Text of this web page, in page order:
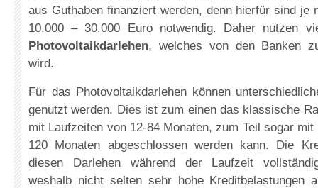
aus Guthaben finanziert werden, denn hierfür sind je
10.000 – 30.000 Euro notwendig. Daher nutzen
Photovoltaikdarlehen, welches von den Banken
wird.
Für das Photovoltaikdarlehen können
genutzt werden. Dies ist zum einen das klassische
mit Laufzeiten von 12-84 Monaten, zum Teil sogar
120 Monaten abgeschlossen werden kann. Die
diesen Darlehen während der Laufzeit
weshalb nicht selten sehr hohe Kreditbelastungen